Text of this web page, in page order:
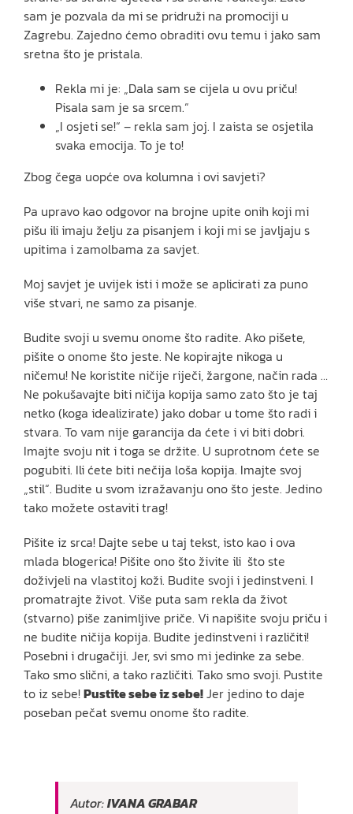
sam je pozvala da mi se pridruži na promociji u
Zagrebu. Zajedno ćemo obraditi ovu temu i jako sam
sretna što je pristala.
Rekla mi je: „Dala sam se cijela u ovu priču!
Pisala sam je sa srcem.“
„I osjeti se!“ – rekla sam joj. I zaista se osjetila
svaka emocija. To je to!
Zbog čega uopće ova kolumna i ovi savjeti?
Pa upravo kao odgovor na brojne upite onih koji mi
pišu ili imaju želju za pisanjem i koji mi se javljaju s
upitima i zamolbama za savjet.
Moj savjet je uvijek isti i može se aplicirati za puno
više stvari, ne samo za pisanje.
Budite svoji u svemu onome što radite. Ako pišete,
pišite o onome što jeste. Ne kopirajte nikoga u
ničemu! Ne koristite ničije riječi, žargone, način rada …
Ne pokušavajte biti ničija kopija samo zato što je taj
netko (koga idealizirate) jako dobar u tome što radi i
stvara. To vam nije garancija da ćete i vi biti dobri.
Imajte svoju nit i toga se držite. U suprotnom ćete se
pogubiti. Ili ćete biti nečija loša kopija. Imajte svoj
„stil“. Budite u svom izražavanju ono što jeste. Jedino
tako možete ostaviti trag!
Pišite iz srca! Dajte sebe u taj tekst, isto kao i ova
mlada blogerica! Pišite ono što živite ili što ste
doživjeli na vlastitoj koži. Budite svoji i jedinstveni. I
promatrajte život. Više puta sam rekla da život
(stvarno) piše zanimljive priče. Vi napišite svoju priču i
ne budite ničija kopija. Budite jedinstveni i različiti!
Posebni i drugačiji. Jer, svi smo mi jedinke za sebe.
Tako smo slični, a tako različiti. Tako smo svoji. Pustite
to iz sebe!Pustite sebe iz sebe!Jer jedino to daje
poseban pečat svemu onome što radite.
Autor:IVANA GRABAR